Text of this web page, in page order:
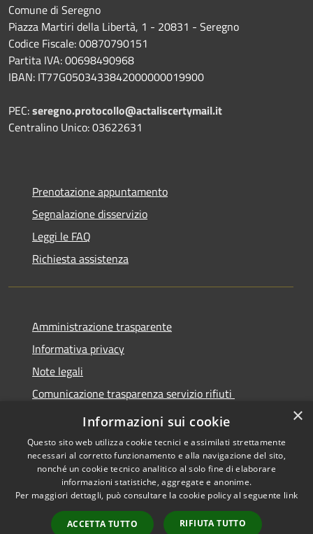
Comune di Seregno
Piazza Martiri della Libertà, 1 - 20831 - Seregno
Codice Fiscale: 00870790151
Partita IVA: 00698490968
IBAN: IT77G0503433842000000019900
PEC:seregno.protocollo@actaliscertymail.it
Centralino Unico: 03622631
Prenotazione appuntamento
Segnalazione disservizio
Leggi le FAQ
Richiesta assistenza
Amministrazione trasparente
Informativa privacy
Note legali
Comunicazione trasparenza servizio rifiuti
Dichiarazione di accessibilità
Accessibilità
Copyright © 2026 • Città di
Seregno • Powered by
Municipium•
Accesso
×
Informazioni sui cookie
Questo sito web utilizza cookie tecnici e assimilati strettamente
necessari al corretto funzionamento e alla navigazione del sito,
nonché un cookie tecnico analitico al solo fine di elaborare
informazioni statistiche, aggregate e anonime.
Per maggiori dettagli, può consultare la cookie policy al seguente link
ACCETTA TUTTO RIFIUTA TUTTO